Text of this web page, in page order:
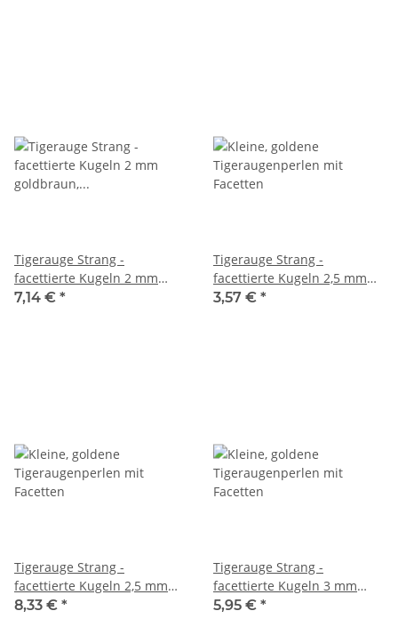
Tigerauge Strang -
facettierte Kugeln 2 mm
goldbraun, Länge 39 cm
7,14 € *
Tigerauge Strang -
facettierte Kugeln 2,5 mm
goldbraun, Länge 38,5 cm
3,57 € *
Tigerauge Strang -
facettierte Kugeln 2,5 mm
goldbraun, Länge 39 cm
8,33 € *
Tigerauge Strang -
facettierte Kugeln 3 mm
goldbraun, Länge 38,5 cm
5,95 € *